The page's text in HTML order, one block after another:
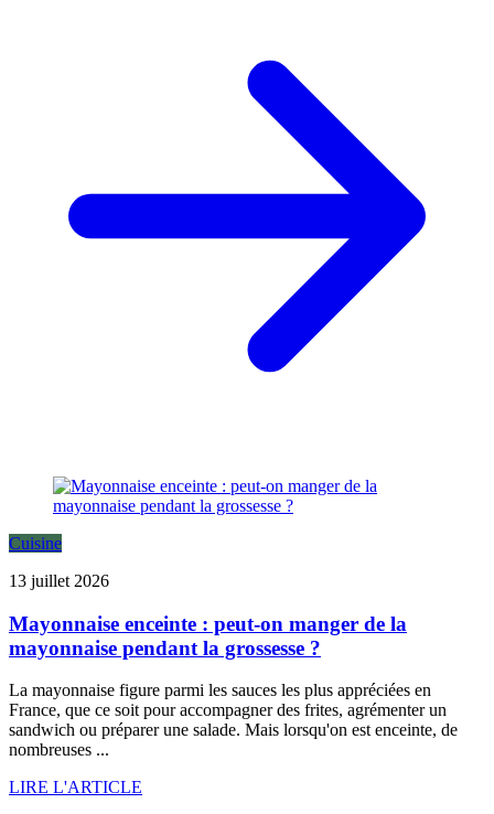
Cuisine
13 juillet 2026
Mayonnaise enceinte : peut-on manger de la
mayonnaise pendant la grossesse ?
La mayonnaise figure parmi les sauces les plus appréciées en
France, que ce soit pour accompagner des frites, agrémenter un
sandwich ou préparer une salade. Mais lorsqu'on est enceinte, de
nombreuses ...
LIRE L'ARTICLE